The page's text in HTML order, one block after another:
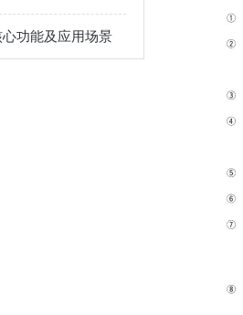
功能及应用场景